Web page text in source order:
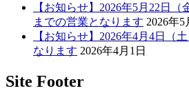
【お知らせ】2026年5月22日（
までの営業となります 2026年5
【お知らせ】2026年4月4日（
なります 2026年4月1日
Site Footer